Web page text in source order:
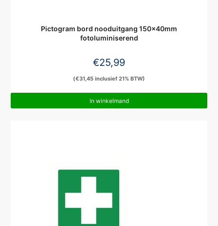
Pictogram bord nooduitgang 150x40mm
fotoluminiserend
€25,99
(€31,45 inclusief 21% BTW)
In winkelmand